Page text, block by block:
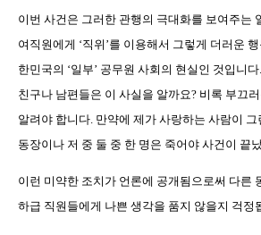
이번 사건은 그러한 관행의 극대화를 보여주는
여직원에게 ‘직위 ’를 이용해서 그렇게 더러운
한민국의 ‘일부’ 공무원 사회의 현실인 것입니다
친구나 남편들은 이 사실을 알까요? 비록 부끄
알려야 합니다 . 만약에 제가 사랑하는 사람이
동장이나 저 중 둘 중 한 명은 죽어야 사건이 끝
이런 미약한 조치가 언론에 공개됨으로써 다른
하급 직원들에게 나쁜 생각을 품지 않을지 걱정